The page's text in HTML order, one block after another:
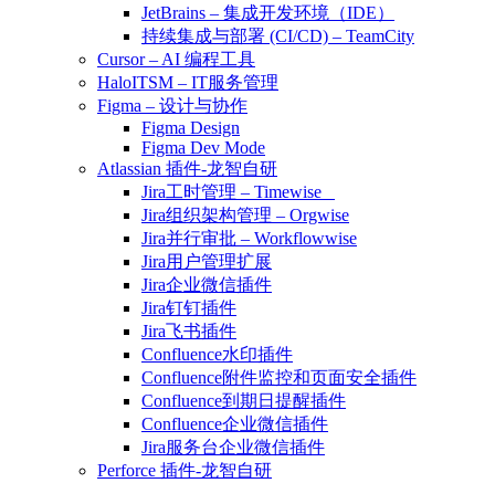
JetBrains – 集成开发环境（IDE）
持续集成与部署 (CI/CD) – TeamCity
Cursor – AI 编程工具
HaloITSM – IT服务管理
Figma – 设计与协作
Figma Design
Figma Dev Mode
Atlassian 插件-龙智自研
Jira工时管理 – Timewise
Jira组织架构管理 – Orgwise
Jira并行审批 – Workflowwise
Jira用户管理扩展
Jira企业微信插件
Jira钉钉插件
Jira飞书插件
Confluence水印插件
Confluence附件监控和页面安全插件
Confluence到期日提醒插件
Confluence企业微信插件
Jira服务台企业微信插件
Perforce 插件-龙智自研